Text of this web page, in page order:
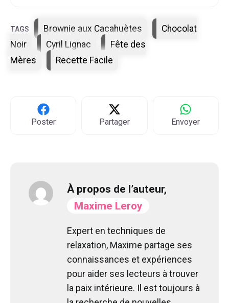
Étiquettes
Brownie aux Cacahuètes
Chocolat
Noir
Cyril Lignac
Fête des
Mères
Recette Facile
Poster Partager Envoyer
À propos de l’auteur,
Maxime Leroy
Expert en techniques de
relaxation, Maxime partage ses
connaissances et expériences
pour aider ses lecteurs à trouver
la paix intérieure. Il est toujours à